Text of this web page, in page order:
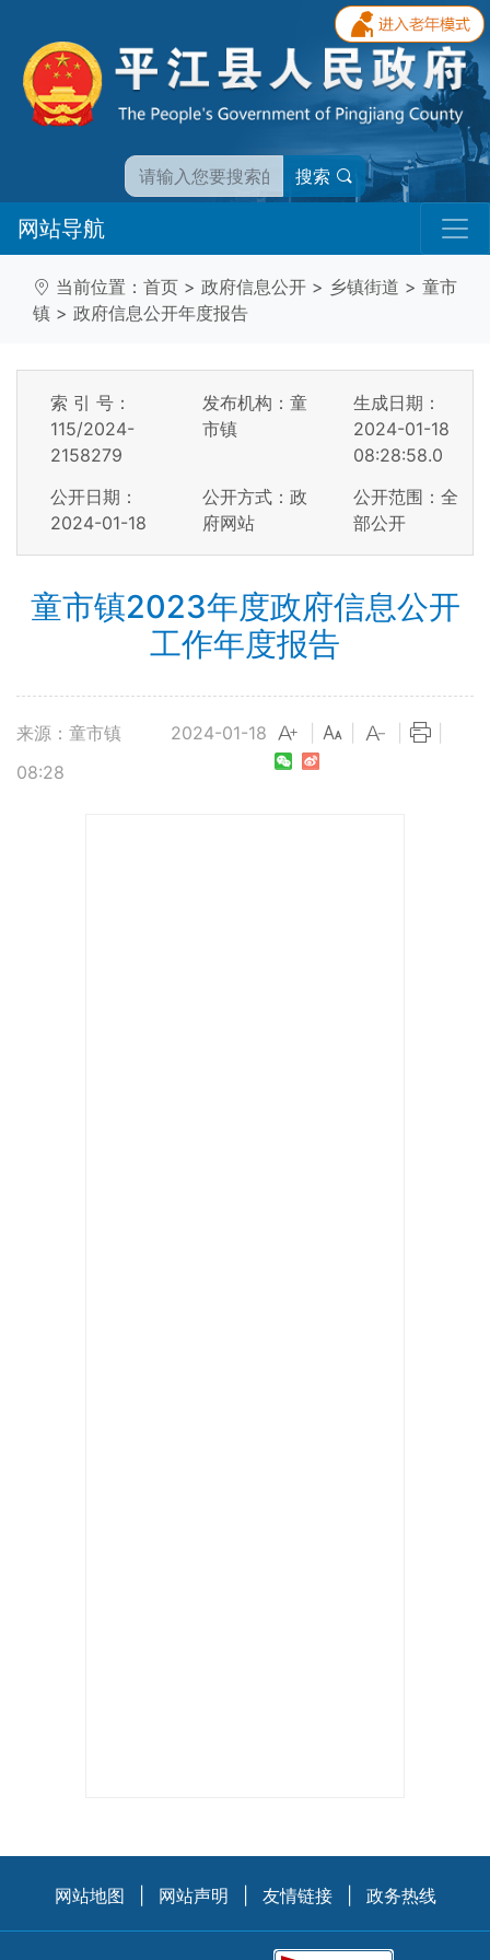
搜索
网站导航
当前位置： 首页 > 政府信息公开 > 乡镇街道 > 童市
镇 > 政府信息公开年度报告
索 引 号：
115/2024-
2158279
发布机构：童
市镇
生成日期：
2024-01-18
08:28:58.0
公开日期：
2024-01-18
公开方式：政
府网站
公开范围：全
部公开
童市镇2023年度政府信息公开
工作年度报告
来源：童市镇
2024-01-18
08:28
网站地图 网站声明 友情链接 政务热线